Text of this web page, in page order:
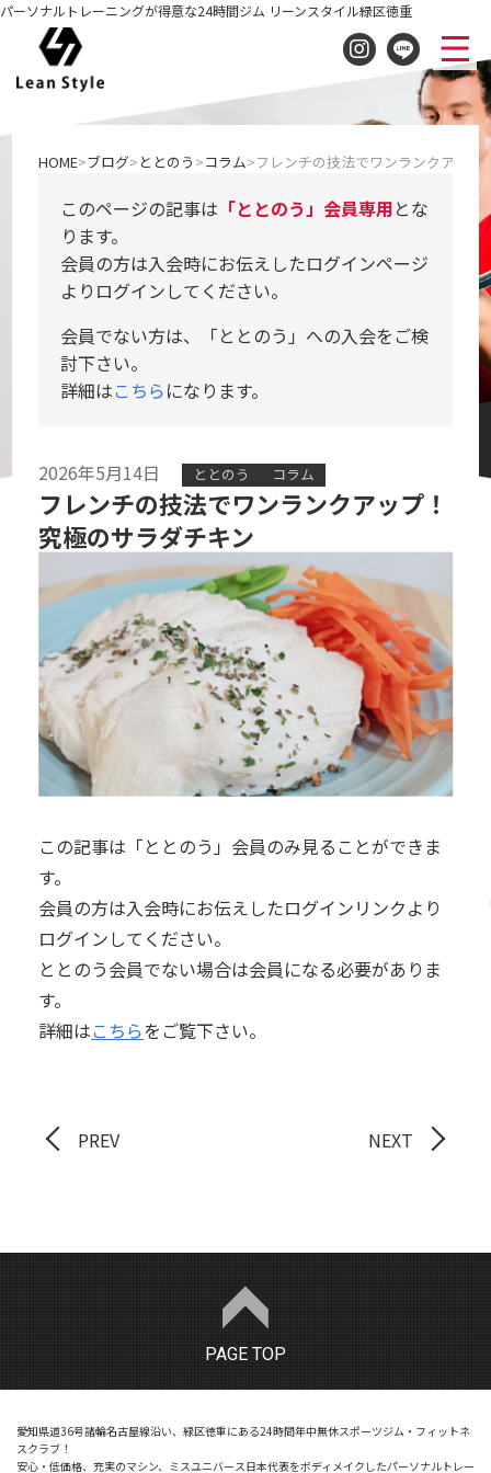
パーソナルトレーニングが得意な24時間ジム リーンスタイル緑区徳重
HOME ブログ ととのう コラム フレンチの技法でワンランクアップ
このページの記事は 「ととのう」会員専用とな
ります。
会員の方は入会時にお伝えしたログインページ
よりログインしてください。
会員でない方は、「ととのう」への入会をご検
討下さい。
詳細はこちらになります。
2026年5月14日 ととのう コラム
フレンチの技法でワンランクアップ！
究極のサラダチキン
この記事は「ととのう」会員のみ見ることができま
す。
会員の方は入会時にお伝えしたログインリンクより
ログインしてください。
ととのう会員でない場合は会員になる必要がありま
す。
詳細はこちらをご覧下さい。
PREV NEXT
PAGE TOP
愛知県道36号諸輪名古屋線沿い、緑区徳重にある24時間年中無休スポーツジム・フィットネ
スクラブ！
安心・低価格、充実のマシン、ミスユニバース日本代表をボディメイクしたパーソナルトレー